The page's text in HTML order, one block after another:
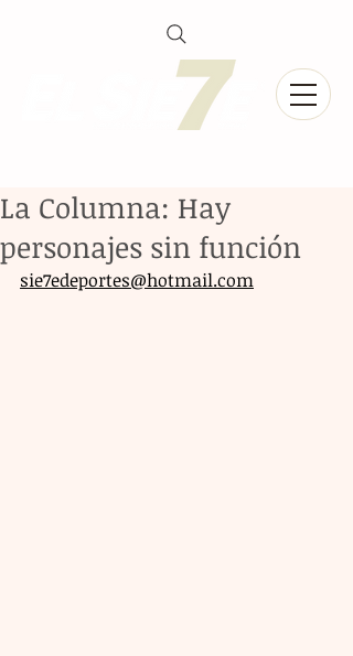
La Columna: Hay
personajes sin función
sie7edeportes@hotmail.com